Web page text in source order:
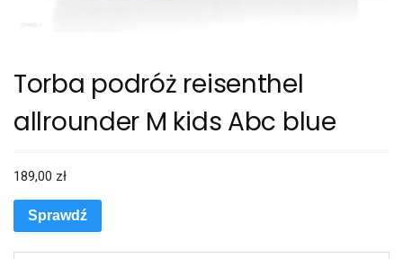
Torba podróż reisenthel
allrounder M kids Abc blue
189,00 zł
Sprawdź